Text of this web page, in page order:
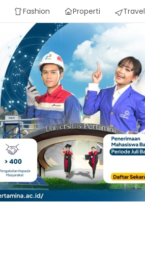
Fashion Properti Travel